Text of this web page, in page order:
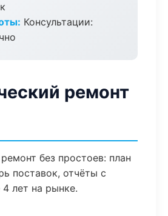
Консультации:
ремонт
без простоев: план
поставок, отчёты с
лет на рынке.